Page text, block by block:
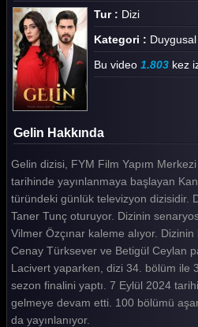
Gelin 115. Bölüm
Gelin 114. Bölüm
Gelin 113. Bölüm
Gelin 112. Bölüm
Gelin 111. Bölüm
Gelin 110. Bölüm
Gelin 109. Bölüm
Gelin 108. Bölüm
Gelin 107. Bölüm
Gelin 106. Bölüm
Gelin 105. Bölüm
Tur : Dizi
Kategori : Duygusal
Bu video 1.803 kez
Gelin Hakkında
Gelin dizisi, FYM Film Yapım
tarihinde yayınlanmaya başlayan
türündeki günlük televizyon dizisidir.
Taner Tunç oturuyor. Dizinin
Vilmer Özçınar kaleme alıyor.
Cenay Türksever ve Betigül Ceylan
Lacivert yaparken, dizi 34. bölüm ile
sezon finalini yaptı. 7 Eylül 2024
gelmeye devam etti. 100 bölümü
da yayınlanıyor.